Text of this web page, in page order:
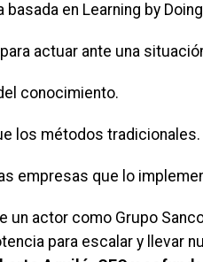
en Learning by
actuar ante una
conocimiento.
los métodos tradicionales.
empresas que lo
un actor como Grupo
para escalar y llevar